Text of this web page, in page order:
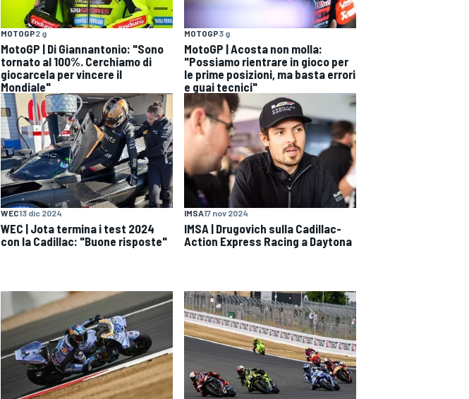
MOTOGP2 g
MotoGP | Di Giannantonio: "Sono
tornato al 100%. Cerchiamo di
giocarcela per vincere il
Mondiale"
MOTOGP3 g
MotoGP | Acosta non molla:
"Possiamo rientrare in gioco per
le prime posizioni, ma basta errori
e guai tecnici"
WEC13 dic 2024
WEC | Jota termina i test 2024
con la Cadillac: "Buone risposte"
IMSA17 nov 2024
IMSA | Drugovich sulla Cadillac-
Action Express Racing a Daytona